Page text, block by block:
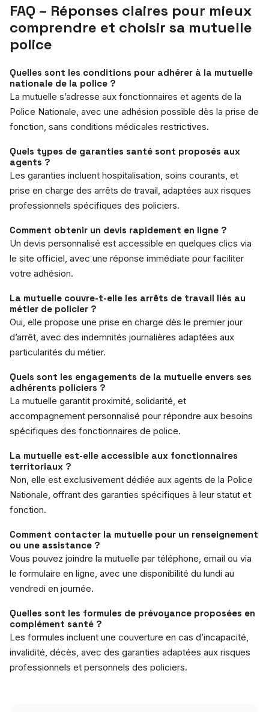
FAQ – Réponses claires pour mieux
comprendre et choisir sa mutuelle
police
Quelles sont les conditions pour adhérer à la mutuelle
nationale de la police ?
La mutuelle s’adresse aux fonctionnaires et agents de la
Police Nationale, avec une adhésion possible dès la prise de
fonction, sans conditions médicales restrictives.
Quels types de garanties santé sont proposés aux
agents ?
Les garanties incluent hospitalisation, soins courants, et
prise en charge des arrêts de travail, adaptées aux risques
professionnels spécifiques des policiers.
Comment obtenir un devis rapidement en ligne ?
Un devis personnalisé est accessible en quelques clics via
le site officiel, avec une réponse immédiate pour faciliter
votre adhésion.
La mutuelle couvre-t-elle les arrêts de travail liés au
métier de policier ?
Oui, elle propose une prise en charge dès le premier jour
d’arrêt, avec des indemnités journalières adaptées aux
particularités du métier.
Quels sont les engagements de la mutuelle envers ses
adhérents policiers ?
La mutuelle garantit proximité, solidarité, et
accompagnement personnalisé pour répondre aux besoins
spécifiques des fonctionnaires de police.
La mutuelle est-elle accessible aux fonctionnaires
territoriaux ?
Non, elle est exclusivement dédiée aux agents de la Police
Nationale, offrant des garanties spécifiques à leur statut et
fonction.
Comment contacter la mutuelle pour un renseignement
ou une assistance ?
Vous pouvez joindre la mutuelle par téléphone, email ou via
le formulaire en ligne, avec une disponibilité du lundi au
vendredi en journée.
Quelles sont les formules de prévoyance proposées en
complément santé ?
Les formules incluent une couverture en cas d’incapacité,
invalidité, décès, avec des garanties adaptées aux risques
professionnels et personnels des policiers.